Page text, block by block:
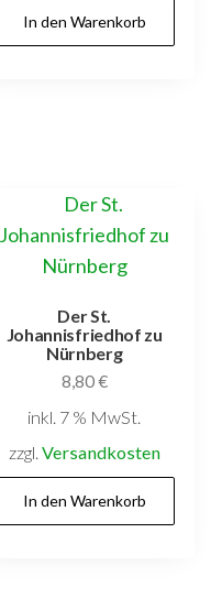
In den Warenkorb
Der St.
Johannisfriedhof zu
Nürnberg
8,80€
inkl. 7 % MwSt.
zzgl. Versandkosten
In den Warenkorb